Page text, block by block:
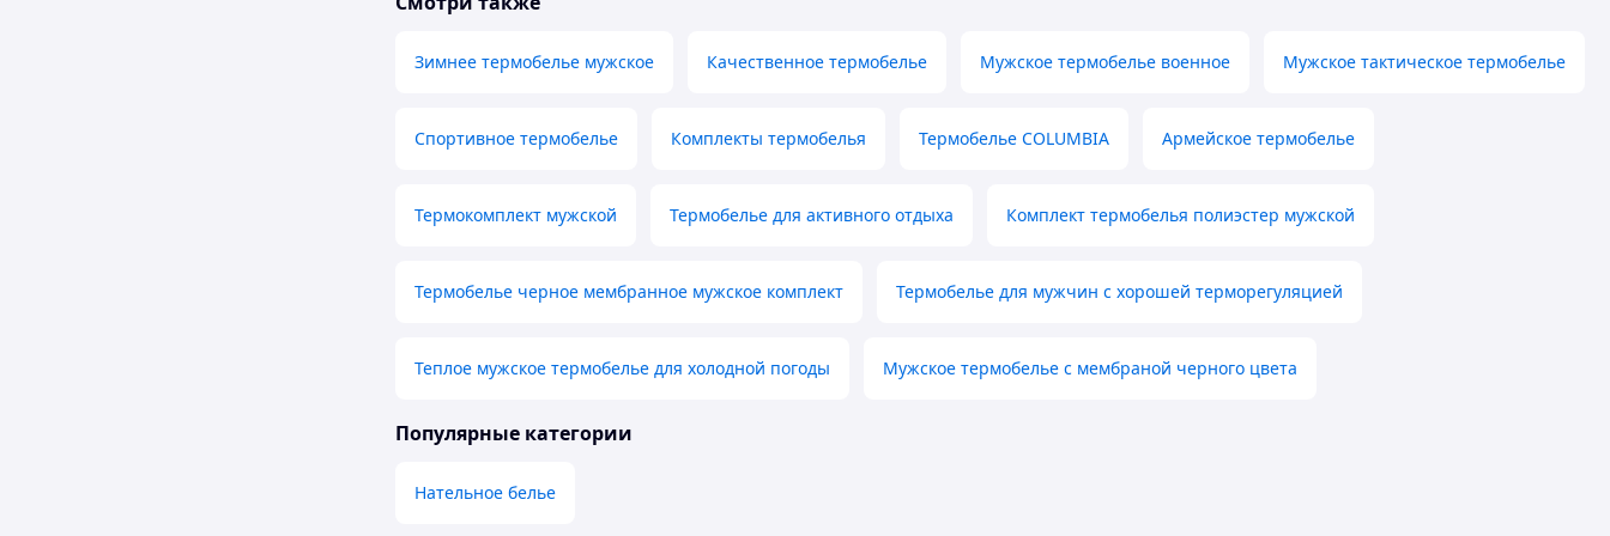
Зимнее термобелье мужское Качественное термобелье Мужское термобелье военное Мужское тактическое термобелье
Спортивное термобелье Комплекты термобелья Термобелье COLUMBIA Армейское термобелье
Термокомплект мужской Термобелье для активного отдыха Комплект термобелья полиэстер мужской
Термобелье черное мембранное мужское комплект Термобелье для мужчин с хорошей терморегуляцией
Теплое мужское термобелье для холодной погоды Мужское термобелье с мембраной черного цвета
Популярные категории
Нательное белье